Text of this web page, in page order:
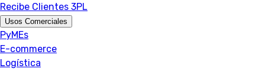
Recibe Clientes 3PL
Usos Comerciales
PyMEs
E-commerce
Logística